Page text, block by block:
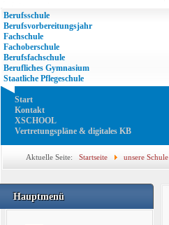
Berufsschule
Berufsvorbereitungsjahr
Fachschule
Fachoberschule
Berufsfachschule
Berufliches Gymnasium
Staatliche Pflegeschule
Start
Kontakt
XSCHOOL
Vertretungspläne & digitales KB
Aktuelle Seite: Startseite unsere Schule
Hauptmenü